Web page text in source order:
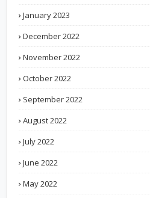
January 2023
December 2022
November 2022
October 2022
September 2022
August 2022
July 2022
June 2022
May 2022